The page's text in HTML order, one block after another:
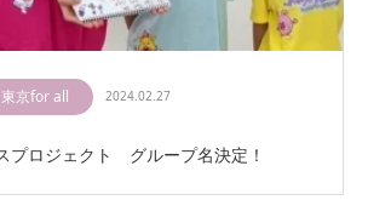
京for all 2024.02.27
プロジェクト グループ名決定！